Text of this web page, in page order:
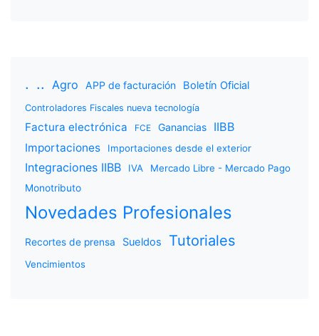
. .. Agro APP de facturación Boletín Oficial
Controladores Fiscales nueva tecnología
Factura electrónica FCE Ganancias IIBB
Importaciones Importaciones desde el exterior
Integraciones IIBB IVA
Mercado Libre - Mercado Pago
Monotributo
Novedades Profesionales
Recortes de prensa Sueldos Tutoriales
Vencimientos